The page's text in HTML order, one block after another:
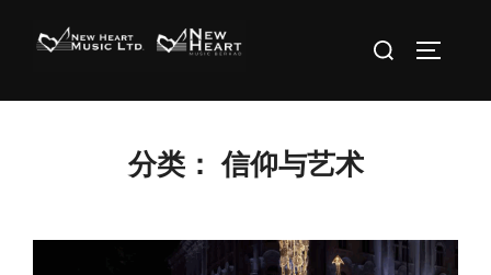
Search
分类：信仰与艺术